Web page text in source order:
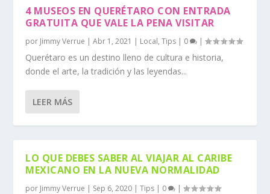
4 MUSEOS EN QUERÉTARO CON ENTRADA
GRATUITA QUE VALE LA PENA VISITAR
por Jimmy Verrue |Abr 1, 2021 | Local,Tips | 0 |
Querétaro es un destino lleno de cultura e historia,
donde el arte, la tradición y las leyendas...
LEER MÁS
LO QUE DEBES SABER AL VIAJAR AL CARIBE
MEXICANO EN LA NUEVA NORMALIDAD
por Jimmy Verrue | Sep 6, 2020 |Tips | 0 |